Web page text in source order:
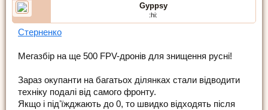
Gyppsy
:hi:
Стерненко
Мегазбір на ще 500 FPV-дронів для знищення русні!
Зараз окупанти на багатьох ділянках стали відводити
техніку подалі від самого фронту.
Якщо і підʼїжджають до 0, то швидко відходять після